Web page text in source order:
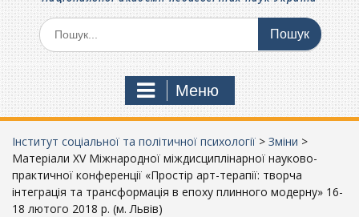
Шукати:
Меню
Інститут соціальної та політичної психології > Зміни >
Матеріали ХV Міжнародної міждисциплінарної науково-
практичної конференції «Простір арт-терапії: творча
інтеграція та трансформація в епоху плинного модерну» 16-
18 лютого 2018 р. (м. Львів)